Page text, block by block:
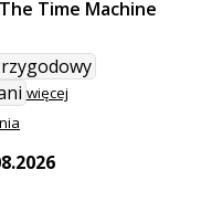
The Time Machine
więcej